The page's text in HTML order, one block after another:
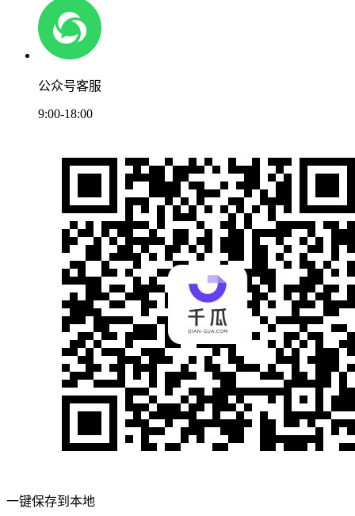
公众号客服
9:00-18:00
一键保存到本地